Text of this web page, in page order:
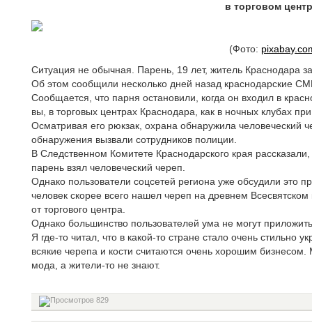
в торговом
(Фото:
Ситуация не обычная. Парень, 19 лет, житель Краснодара
Об этом сообщили несколько дней назад краснодарские
Сообщается, что парня остановили, когда он входил в
вы, в торговых центрах Краснодара, как в ночных клубах
Осматривая его рюкзак, охрана обнаружила человеческий
обнаружения вызвали сотрудников полиции.
В Следственном Комитете Краснодарского края
парень взял человеческий череп.
Однако пользователи соцсетей региона уже обсудили это
человек скорее всего нашел череп на древнем
от торгового центра.
Однако большинство пользователей ума не могут
Я где-то читал, что в какой-то стране стало очень стильно
всякие черепа и кости считаются очень хорошим
мода, а жители-то не знают.
829